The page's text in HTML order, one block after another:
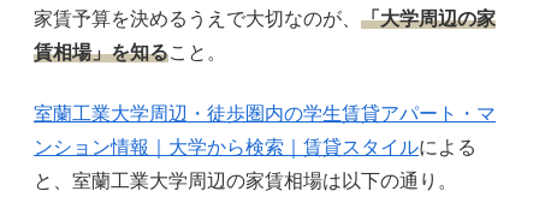
家賃予算を決めるうえで大切なのが、 「大学周辺の家
賃相場」を知ること。
室蘭工業大学周辺・徒歩圏内の学生賃貸アパート・マ
ンション情報｜大学から検索｜賃貸スタイルによる
と、室蘭工業大学周辺の家賃相場は以下の通り。